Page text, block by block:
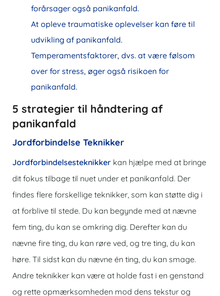
forårsager også panikanfald.
At opleve traumatiske oplevelser kan føre til
udvikling af panikanfald.
Temperamentsfaktorer, dvs. at være følsom
over for stress, øger også risikoen for
panikanfald.
5 strategier til håndtering af
panikanfald
Jordforbindelse Teknikker
Jordforbindelsesteknikker kan hjælpe med at bringe
dit fokus tilbage til nuet under et panikanfald. Der
findes flere forskellige teknikker, som kan støtte dig i
at forblive til stede. Du kan begynde med at nævne
fem ting, du kan se omkring dig. Derefter kan du
nævne fire ting, du kan røre ved, og tre ting, du kan
høre. Til sidst kan du nævne én ting, du kan smage.
Andre teknikker kan være at holde fast i en genstand
og rette opmærksomheden mod dens tekstur og